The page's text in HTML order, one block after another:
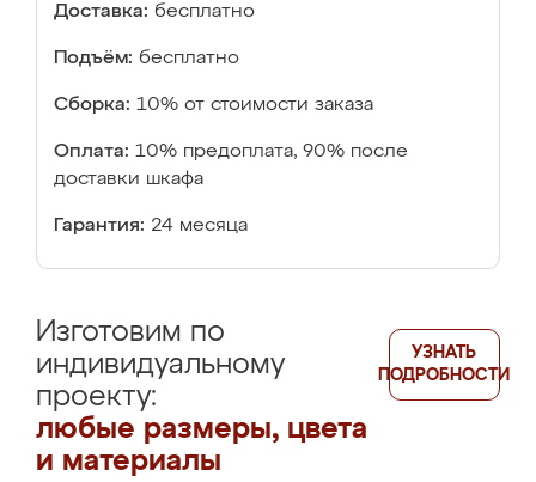
Доставка: бесплатно
Подъём: бесплатно
Сборка: 10% от стоимости заказа
Оплата: 10% предоплата, 90% после
доставки шкафа
Гарантия: 24 месяца
Изготовим по
индивидуальному
проекту:
любые размеры, цвета
и материалы
УЗНАТЬ
ПОДРОБНОСТИ